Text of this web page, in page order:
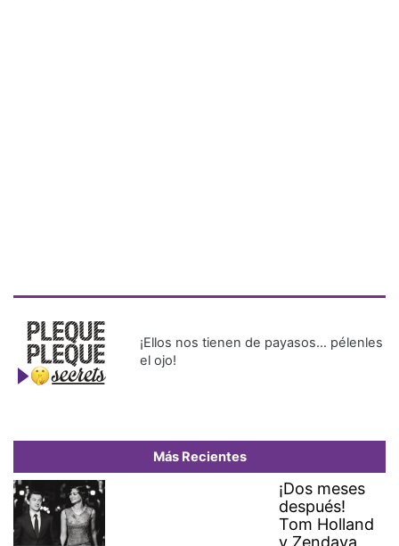
¡Ellos nos tienen de payasos… pélenles
el ojo!
Más Recientes
¡Dos meses
después!
Tom Holland